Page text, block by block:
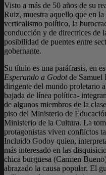
Visto a más de 50 años de su
Ruiz, muestra aquello que en
verticalismo político, la
conducción y de directrices de
posibilidad de puentes entre
gobernante.
Su título es una paráfrasis, en
Esperando a Godotde Samuel
dirigente del mundo proletario
bajada de línea política-
de algunos miembros de la
piso del Ministerio de
Ministerio de la Cultura. La
protagonistas viven conflictos
Incluido Godoy quien,
más interesado en las
chica burguesa (Carmen
abrazado la causa popular. El